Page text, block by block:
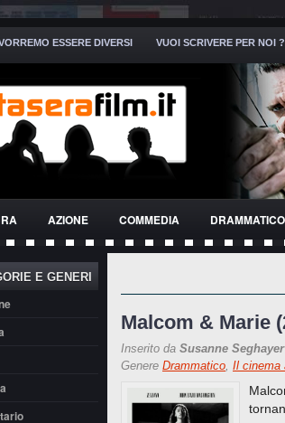
ESSERE DIVERSI VUOI SCRIVERE PER NOI ?
AZIONE COMMEDIA DRAMMATICO
E GENERI
Malcom & Marie
Inserito da Susanne Seghayer
Genere Drammatico, Il cinema